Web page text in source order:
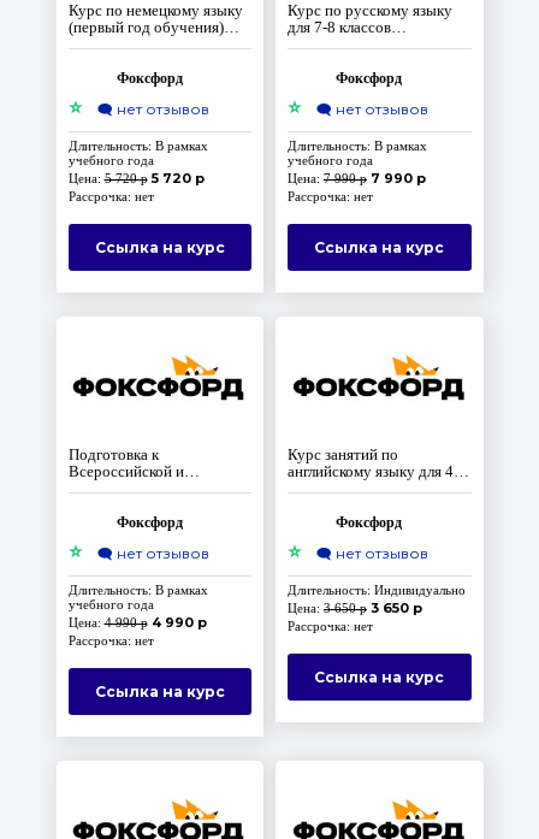
Курс по немецкому языку
(первый год обучения)
(Домашняя школа)
Фоксфорд
⭐ 🗨️ нет отзывов
Длительность: В рамках
учебного года
Цена:5 720 р 5 720 р
Рассрочка: нет
Ссылка на курс
Курс по русскому языку
для 7-8 классов
(продвинутый уровень).
Фоксфорд
⭐ 🗨️ нет отзывов
Длительность: В рамках
учебного года
Цена: 7 990 р 7 990 р
Рассрочка: нет
Ссылка на курс
Подготовка к
Всероссийской и
вузовским олимпиадам по
Фоксфорд
⭐ 🗨️ нет отзывов
Длительность: В рамках
учебного года
Цена:4 990 р 4 990 р
Рассрочка: нет
Ссылка на курс
Курс занятий по
английскому языку для 4
класса (Домашняя школа).
Фоксфорд
⭐ 🗨️ нет отзывов
Длительность: Индивидуально
Цена: 3 650 р 3 650 р
Рассрочка: нет
Ссылка на курс